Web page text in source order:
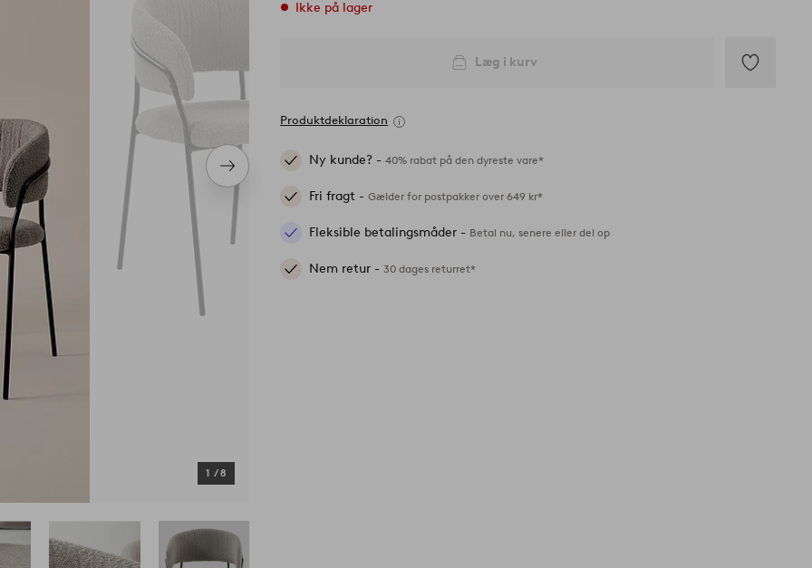
Næste
produkt
1 /8
Ikke på lager
Læg i kurv
Produktdeklaration
Ny kunde? -40% rabat på den dyreste vare*
Fri fragt -Gælder for postpakker over 649 kr*
Fleksible betalingsmåder - Betal nu, senere eller del op
Nem retur -30 dages returret*